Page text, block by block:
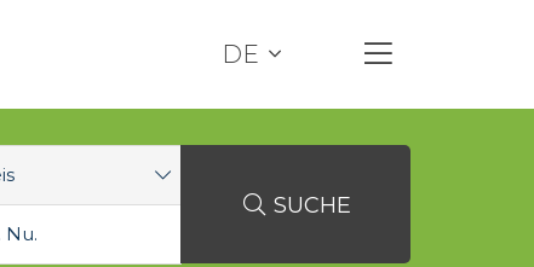
DE
SUCHE